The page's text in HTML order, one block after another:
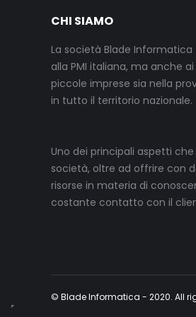
CHI SIAMO
La società Blade Informatica
alla PMI italiana, ma anche
piccole imprese sia nella
in tutto il territorio nazionale.
Uno dei principali aspetti
società, oltre ad offrire con
risorse in materia di
costante contatto con il
© Blade Informatica - 2020. All